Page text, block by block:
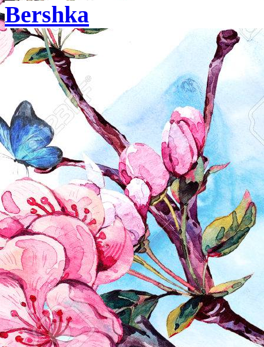
Bershka